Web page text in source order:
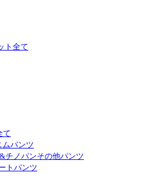
ト全て
て
ムパンツ
チノパンその他パンツ
トパンツ